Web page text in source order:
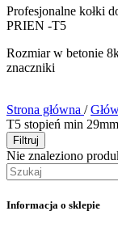
Profesjonalne kołki
PRIEN -T5
Rozmiar w betonie
znaczniki
Strona główna /
T5 stopień min 29mm
Filtruj
Nie znaleziono
Informacja o sklepie